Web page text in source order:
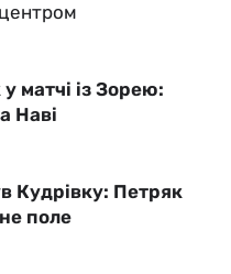
матчі із Зорею:
Наві
Кудрівку: Петряк
поле